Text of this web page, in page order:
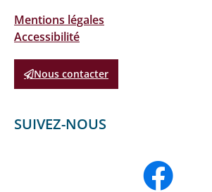
Mentions légales
Accessibilité
Nous contacter
SUIVEZ-NOUS
F